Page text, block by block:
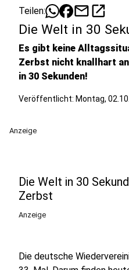
Teilen: mailopen_in_new
Die Welt in 30
Es gibt keine
Zerbst nicht knallhart
in 30 Sekunden!
Veröffentlicht: Montag,
Anzeige
Die Welt in 30
Zerbst
Anzeige
Die deutsche